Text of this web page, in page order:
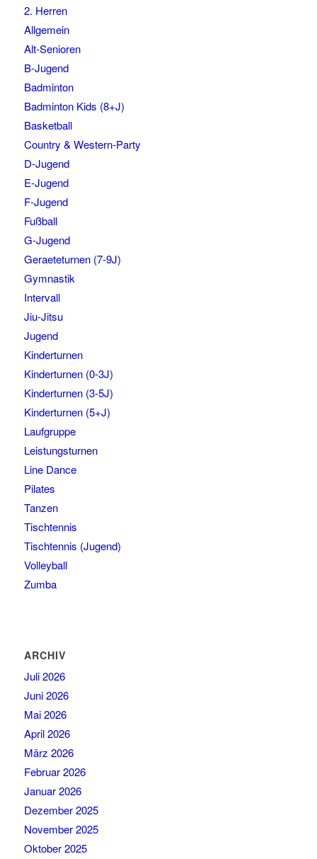
2. Herren
Allgemein
Alt-Senioren
B-Jugend
Badminton
Badminton Kids (8+J)
Basketball
Country & Western-Party
D-Jugend
E-Jugend
F-Jugend
Fußball
G-Jugend
Geraeteturnen (7-9J)
Gymnastik
Intervall
Jiu-Jitsu
Jugend
Kinderturnen
Kinderturnen (0-3J)
Kinderturnen (3-5J)
Kinderturnen (5+J)
Laufgruppe
Leistungsturnen
Line Dance
Pilates
Tanzen
Tischtennis
Tischtennis (Jugend)
Volleyball
Zumba
ARCHIV
Juli 2026
Juni 2026
Mai 2026
April 2026
März 2026
Februar 2026
Januar 2026
Dezember 2025
November 2025
Oktober 2025